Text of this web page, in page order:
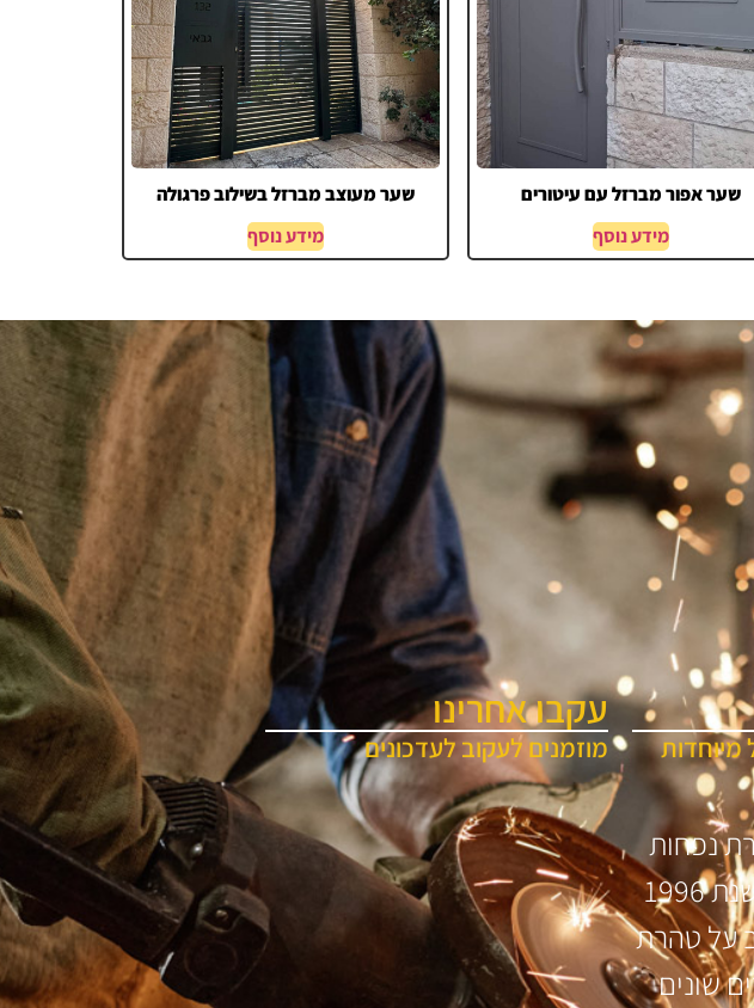
שער אפור מברזל עם עיטורים
מידע נוסף
שער מעוצב מברזל בשילוב פרגולה
מידע נוסף
מיוחדות
נפחות
ומסגרות שהוקמה בשנת 1996
על טהרת
שונים
עקבו אחרינו
מוזמנים לעקוב לעדכונים